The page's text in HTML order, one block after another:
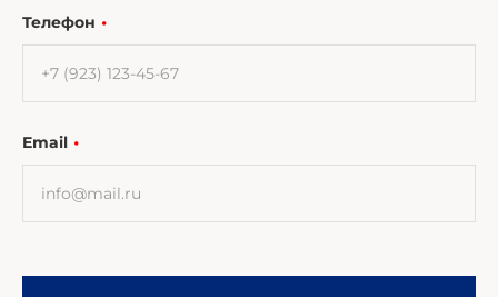
Телефон
Email